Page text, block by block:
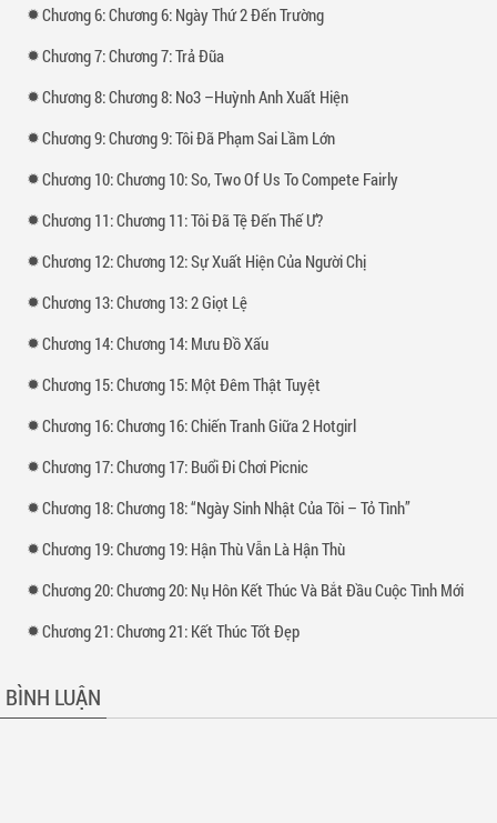
Chương 6: Chương 6: Ngày Thứ 2 Đến Trường
Chương 7: Chương 7: Trả Đũa
Chương 8: Chương 8: No3 –Huỳnh Anh Xuất Hiện
Chương 9: Chương 9: Tôi Đã Phạm Sai Lầm Lớn
Chương 10: Chương 10: So, Two Of Us To Compete Fairly
Chương 11: Chương 11: Tôi Đã Tệ Đến Thế Ư?
Chương 12: Chương 12: Sự Xuất Hiện Của Người Chị
Chương 13: Chương 13: 2 Giọt Lệ
Chương 14: Chương 14: Mưu Đồ Xấu
Chương 15: Chương 15: Một Đêm Thật Tuyệt
Chương 16: Chương 16: Chiến Tranh Giữa 2 Hotgirl
Chương 17: Chương 17: Buổi Đi Chơi Picnic
Chương 18: Chương 18: “Ngày Sinh Nhật Của Tôi – Tỏ Tình”
Chương 19: Chương 19: Hận Thù Vẫn Là Hận Thù
Chương 20: Chương 20: Nụ Hôn Kết Thúc Và Bắt Đầu Cuộc Tình Mới
Chương 21: Chương 21: Kết Thúc Tốt Đẹp
BÌNH LUẬN